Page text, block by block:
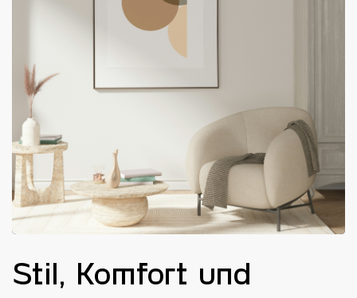
Stil, Komfort und